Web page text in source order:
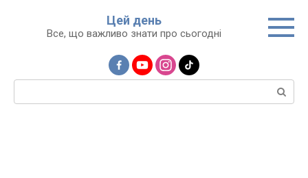
Цей день
Все, що важливо знати про сьогодні
Пошук: